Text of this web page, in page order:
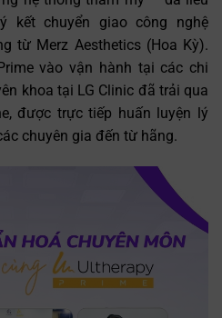
kết chuyển giao công nghệ
từ Merz Aesthetics (Hoa Kỳ).
vào vận hành tại các chi
khoa tại LG Clinic đã trải qua
được trực tiếp huấn luyện lý
chuyên gia đến từ hãng.